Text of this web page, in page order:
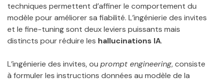
techniques permettent d’affiner le comportement du
modèle pour améliorer sa fiabilité. L’ingénierie des invites
et le fine-tuning sont deux leviers puissants mais
distincts pour réduire les hallucinations IA.
L’ingénierie des invites, ou prompt engineering, consiste
à formuler les instructions données au modèle de la